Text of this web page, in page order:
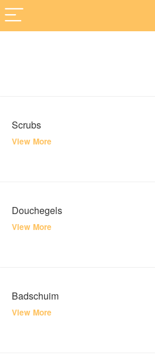
Scrubs
View More
Douchegels
View More
Badschuim
View More